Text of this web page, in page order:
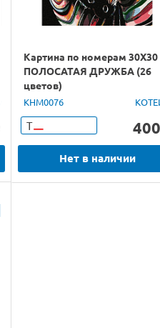
Картина по номерам 30Х30
ПОЛОСАТАЯ ДРУЖБА (26
цветов)
KHM0076
Т 400
Нет в наличии